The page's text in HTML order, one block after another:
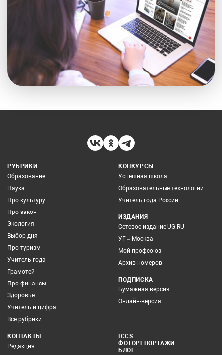
РУБРИКИ
Образование
Наука
Про культуру
Про закон
Экология
Выбор дня
Про туризм
Учитель года
Грамотей
Про финансы
Здоровье
Учитель и цифра
Все рубрики
КОНКУРСЫ
Успешная школа
Образовательные технологии
Учитель года России
ИЗДАНИЯ
Сетевое издание UG.RU
УГ – Москва
Мой профсоюз
Архив номеров
ПОДПИСКА
Бумажная версия
Онлайн-версия
КОНТАКТЫ
Редакция
ICCS
ФОТОРЕПОРТАЖИ
БЛОГ